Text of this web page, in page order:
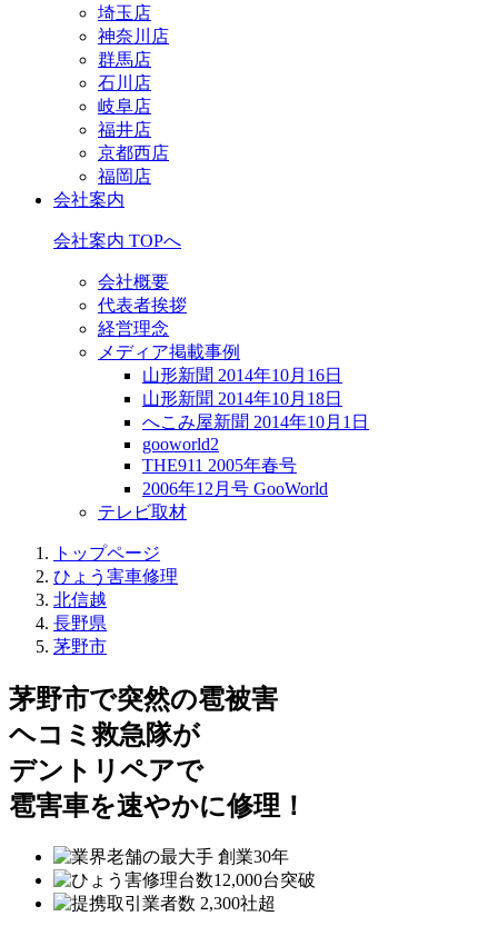
埼玉店
神奈川店
群馬店
石川店
岐阜店
福井店
京都西店
福岡店
会社案内
会社案内 TOPへ
会社概要
代表者挨拶
経営理念
メディア掲載事例
山形新聞 2014年10月16日
山形新聞 2014年10月18日
へこみ屋新聞 2014年10月1日
gooworld2
THE911 2005年春号
2006年12月号 GooWorld
テレビ取材
トップページ
ひょう害車修理
北信越
長野県
茅野市
茅野市で突然の雹被害
ヘコミ救急隊が
デントリペアで
雹害車を速やかに修理！